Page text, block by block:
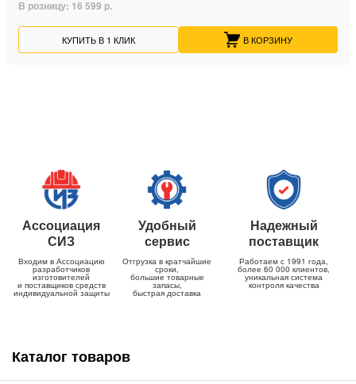
В розницу: 16 599 р.
КУПИТЬ В 1 КЛИК В КОРЗИНУ
Ассоциация
СИЗ
Входим в Ассоциацию
разработчиков
изготовителей
и поставщиков средств
индивидуальной защиты
Удобный
сервис
Отгрузка в кратчайшие
сроки,
большие товарные
запасы,
быстрая доставка
Надежный
поставщик
Работаем с 1991 года,
более 60 000 клиентов,
уникальная система
контроля качества
Каталог товаров